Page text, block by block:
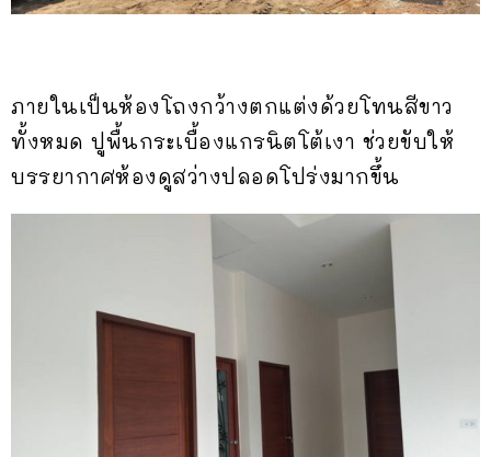
ภายในเป็นห้องโถงกว้างตกแต่งด้วยโทนสีขาว
ทั้งหมด ปูพื้นกระเบื้องแกรนิตโต้เงา ช่วยขับให้
บรรยากาศห้องดูสว่างปลอดโปร่งมากขึ้น